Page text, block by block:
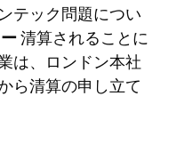
テック問題につい
清算されることに
は、ロンドン本社
ら清算の申し立て